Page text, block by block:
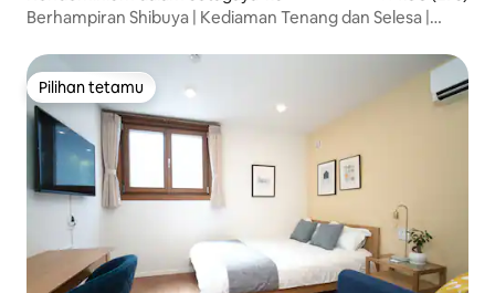
Berhampiran Shibuya | Kediaman Tenang dan Selesa |
Pilihan tetamu
Pilihan tetamu